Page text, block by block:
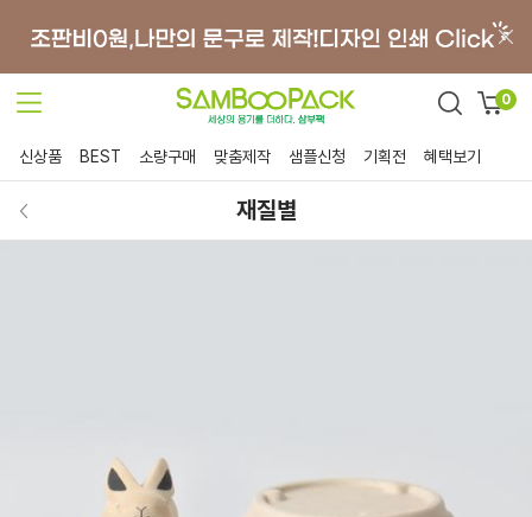
0
신상품 BEST 소량구매 맞춤제작 샘플신청 기획전 혜택보기
재질별